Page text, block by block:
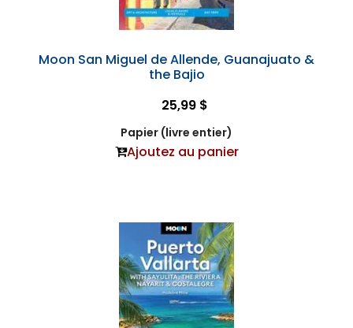
Moon San Miguel de Allende, Guanajuato &
the Bajio
25,99 $
Papier (livre entier)
Ajoutez au panier